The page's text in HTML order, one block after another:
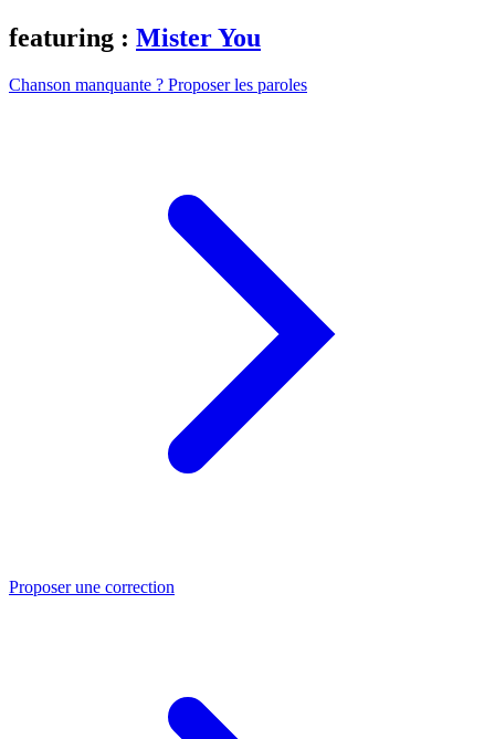
featuring : Mister You
Chanson manquante ? Proposer les paroles
Proposer une correction